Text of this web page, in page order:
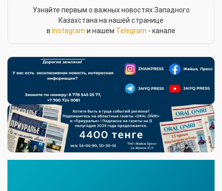
Узнайте первым о важных новостях Западного
Казахстана на нашей странице
в Instagram и нашем Telegram - канале